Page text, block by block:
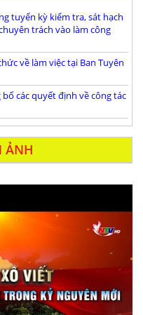
tuyển kỳ kiểm tra, sát hạch
trách vào làm công
về làm việc tại Ban Tuyên
các quyết định về công tác
ẢNH